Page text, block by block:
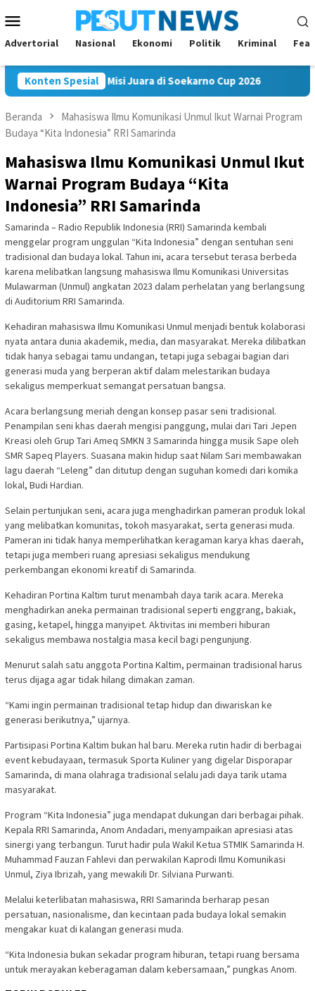
ke
kontenMobile
Advertorial Nasional Ekonomi Politik Kriminal
Konten Spesial
FC Bawa Misi Juara di Soekarno Cup 2026
Beranda
Mahasiswa Ilmu Komunikasi Unmul Ikut Warnai Program
Budaya “Kita Indonesia” RRI Samarinda
Mahasiswa Ilmu Komunikasi Unmul Ikut
Warnai Program Budaya “Kita
Indonesia” RRI Samarinda
Samarinda – Radio Republik Indonesia (RRI) Samarinda kembali
menggelar program unggulan “Kita Indonesia” dengan sentuhan seni
tradisional dan budaya lokal. Tahun ini, acara tersebut terasa berbeda
karena melibatkan langsung mahasiswa Ilmu Komunikasi Universitas
Mulawarman (Unmul) angkatan 2023 dalam perhelatan yang berlangsung
di Auditorium RRI Samarinda.
Kehadiran mahasiswa Ilmu Komunikasi Unmul menjadi bentuk kolaborasi
nyata antara dunia akademik, media, dan masyarakat. Mereka dilibatkan
tidak hanya sebagai tamu undangan, tetapi juga sebagai bagian dari
generasi muda yang berperan aktif dalam melestarikan budaya
sekaligus memperkuat semangat persatuan bangsa.
Acara berlangsung meriah dengan konsep pasar seni tradisional.
Penampilan seni khas daerah mengisi panggung, mulai dari Tari Jepen
Kreasi oleh Grup Tari Ameq SMKN 3 Samarinda hingga musik Sape oleh
SMR Sapeq Players. Suasana makin hidup saat Nilam Sari membawakan
lagu daerah “Leleng” dan ditutup dengan suguhan komedi dari komika
lokal, Budi Hardian.
Selain pertunjukan seni, acara juga menghadirkan pameran produk lokal
yang melibatkan komunitas, tokoh masyarakat, serta generasi muda.
Pameran ini tidak hanya memperlihatkan keragaman karya khas daerah,
tetapi juga memberi ruang apresiasi sekaligus mendukung
perkembangan ekonomi kreatif di Samarinda.
Kehadiran Portina Kaltim turut menambah daya tarik acara. Mereka
menghadirkan aneka permainan tradisional seperti enggrang, bakiak,
gasing, ketapel, hingga manyipet. Aktivitas ini memberi hiburan
sekaligus membawa nostalgia masa kecil bagi pengunjung.
Menurut salah satu anggota Portina Kaltim, permainan tradisional harus
terus dijaga agar tidak hilang dimakan zaman.
“Kami ingin permainan tradisional tetap hidup dan diwariskan ke
generasi berikutnya,” ujarnya.
Partisipasi Portina Kaltim bukan hal baru. Mereka rutin hadir di berbagai
event kebudayaan, termasuk Sporta Kuliner yang digelar Disporapar
Samarinda, di mana olahraga tradisional selalu jadi daya tarik utama
masyarakat.
Program “Kita Indonesia” juga mendapat dukungan dari berbagai pihak.
Kepala RRI Samarinda, Anom Andadari, menyampaikan apresiasi atas
sinergi yang terbangun. Turut hadir pula Wakil Ketua STMIK Samarinda H.
Muhammad Fauzan Fahlevi dan perwakilan Kaprodi Ilmu Komunikasi
Unmul, Ziya Ibrizah, yang mewakili Dr. Silviana Purwanti.
Melalui keterlibatan mahasiswa, RRI Samarinda berharap pesan
persatuan, nasionalisme, dan kecintaan pada budaya lokal semakin
mengakar kuat di kalangan generasi muda.
“Kita Indonesia bukan sekadar program hiburan, tetapi ruang bersama
untuk merayakan keberagaman dalam kebersamaan,” pungkas Anom.